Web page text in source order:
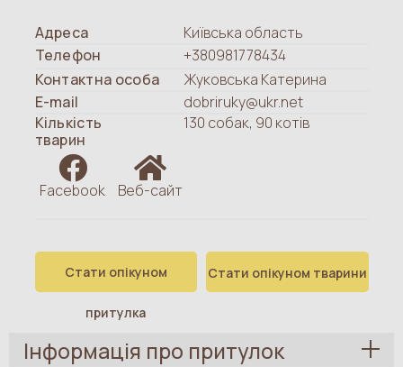
Адреса
Київська область
Телефон
+380981778434
Контактна особа
Жуковська Катерина
E-mail
dobriruky@ukr.net
Кількість
тварин
130 собак, 90 котів
Facebook Веб-сайт
Стати опікуном
притулка
Стати опікуном тварини
Інформація про притулок